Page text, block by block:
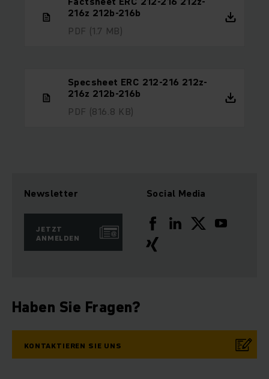
216z 212b-216b
PDF (1.7 MB)
Specsheet ERC 212-216 212z-
216z 212b-216b
PDF (816.8 KB)
Newsletter
JETZT
ANMELDEN
Social Media
Haben Sie Fragen?
KONTAKTIEREN SIE UNS